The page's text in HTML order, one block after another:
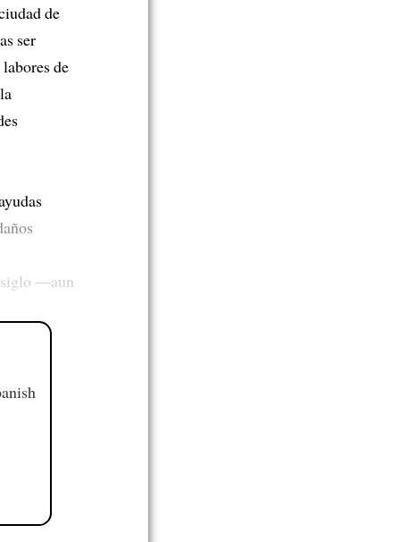
de
ser
de
—aun